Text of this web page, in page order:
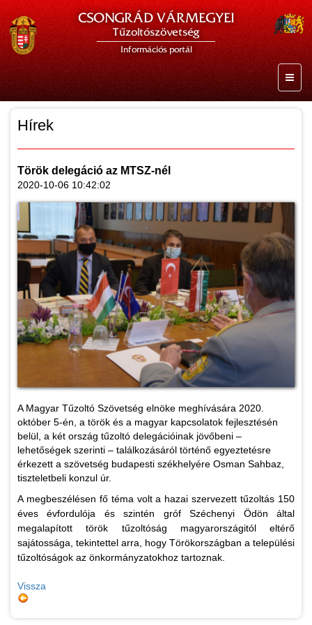
CSONGRÁD VÁRMEGYEI
Tűzoltószövetség
Információs portál
Hírek
Török delegáció az MTSZ-nél
2020-10-06 10:42:02
A Magyar Tűzoltó Szövetség elnöke meghívására 2020.
október 5-én, a török és a magyar kapcsolatok fejlesztésén
belül, a két ország tűzoltó delegációinak jövőbeni –
lehetőségek szerinti – találkozásáról történő egyeztetésre
érkezett a szövetség budapesti székhelyére Osman Sahbaz,
tiszteletbeli konzul úr.
A megbeszélésen fő téma volt a hazai szervezett tűzoltás 150
éves évfordulója és szintén gróf Széchenyi Ödön által
megalapított török tűzoltóság magyarországitól eltérő
sajátossága, tekintettel arra, hogy Törökországban a települési
tűzoltóságok az önkormányzatokhoz tartoznak.
Vissza